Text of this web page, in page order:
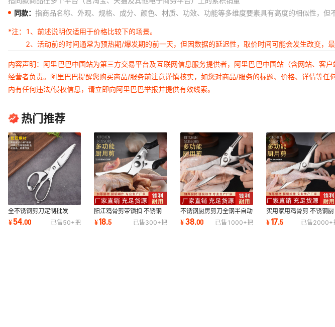
同款： 指商品名称、外观、规格、成分、颜色、材质、功效、功能等多维度要素具有高度的相似性，但
*注：
1、前述说明仅适用于价格比较下的场景。
2、活动前的时间通常为预热期/爆发期的前一天，但因数据的延迟性，取价时间可能会发生改变，
内容声明：阿里巴巴中国站为第三方交易平台及互联网信息服务提供者，阿里巴巴中国站（含网站、
经营者负责。阿里巴巴提醒您购买商品/服务前注意谨慎核实，如您对商品/服务的标题、价格、详情等
内有任何违法/侵权信息，请立即向阿里巴巴举报并提供有效线索。
热门推荐
全不锈钢剪刀定制批发
Custom All Stainless
Steel Scissors OEM
¥54.00 已售50+把
阳江鸡骨剪带锁扣 不锈钢
防滑厨房剪刀 跨境专供
¥18.5 已售300+把
不锈钢厨房剪刀全钢半自动
回弹阳江现货食品级锋利砂
光家用
¥38.00 已售 1000+把
实用家用鸡骨剪 不锈钢厨
房剪刀多功能一体食物剪
鱼骨剪刀用品
¥17.5 已售2000+